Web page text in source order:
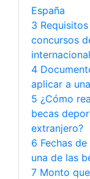
España
3
concursos
4
aplicar a
5 ¿Cómo
becas
extranjero?
6 Fechas
una de las
7 Monto